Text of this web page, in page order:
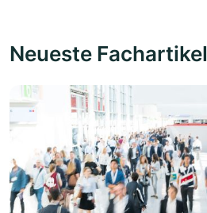
Neueste Fachartikel